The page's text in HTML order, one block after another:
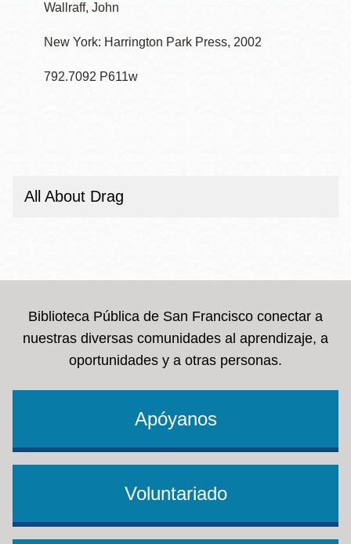
Wallraff, John
New York: Harrington Park Press, 2002
792.7092 P611w
All About Drag
Biblioteca Pública de San Francisco conectar a
nuestras diversas comunidades al aprendizaje, a
oportunidades y a otras personas.
Apóyanos
Voluntariado